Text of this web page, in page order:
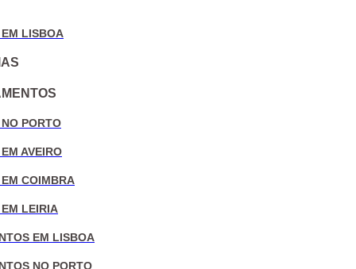
LISBOA
PORTO
AVEIRO
COIMBRA
LEIRIA
EM LISBOA
NO PORTO